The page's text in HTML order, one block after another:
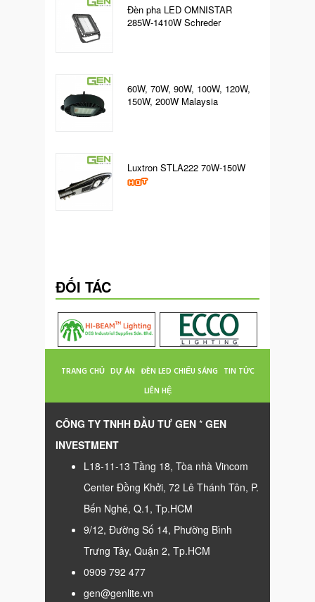
Đèn pha LED OMNISTAR
285W-1410W Schreder
60W, 70W, 90W, 100W, 120W,
150W, 200W Malaysia
Luxtron STLA222 70W-150W
ĐỐI TÁC
TRANG CHỦ DỰ ÁN ĐÈN LED CHIẾU SÁNG TIN TỨC
LIÊN HỆ
CÔNG TY TNHH ĐẦU TƯ GEN * GEN
INVESTMENT
L18-11-13 Tầng 18, Tòa nhà Vincom
Center Đồng Khởi, 72 Lê Thánh Tôn, P.
Bến Nghé, Q.1, Tp.HCM
9/12, Đường Số 14, Phường Bình
Trưng Tây, Quận 2, Tp.HCM
0909 792 477
gen@genlite.vn